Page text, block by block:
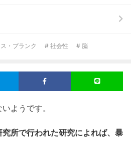
・プランク # 社会性 # 脳
ようです。
所で行われた研究によれば、暴